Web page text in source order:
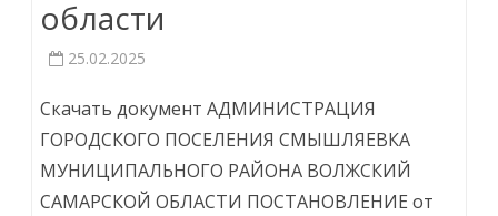
области
25.02.2025
Скачать документ АДМИНИСТРАЦИЯ
ГОРОДСКОГО ПОСЕЛЕНИЯ СМЫШЛЯЕВКА
МУНИЦИПАЛЬНОГО РАЙОНА ВОЛЖСКИЙ
САМАРСКОЙ ОБЛАСТИ ПОСТАНОВЛЕНИЕ от